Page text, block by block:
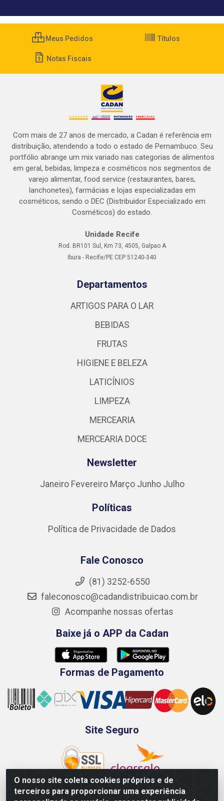
O nosso site coleta cookies próprios e de
terceiros para proporcionar uma experiência
Meus Pedidos Títulos
Notas Fiscais
Com mais de 27 anos de mercado, a Cadan é referência em
distribuição, atendendo a todo o estado de Pernambuco. Seu
portfólio abrange um mix variado nas categorias de alimentos
em geral, bebidas, limpeza e cosméticos nos segmentos de
varejo alimentar, food service (restaurantes, bares,
lanchonetes), farmácias e lojas especializadas em
cosméticos, sendo o DEC (Distribuidor Especializado em
Cosméticos) do estado.
Unidade Recife
Rod. BR101 Sul, Km 73, 4505, Galpao A
Ibura - Recife/PE CEP 51240-340
Departamentos
ARTIGOS PARA O LAR
BEBIDAS
FRUTAS
HIGIENE E BELEZA
LATICÍNIOS
LIMPEZA
MERCEARIA
MERCEARIA DOCE
Newsletter
Janeiro Fevereiro Março Junho Julho
Políticas
Política de Privacidade de Dados
Fale Conosco
(81) 3252-6550
faleconosco@cadandistribuicao.com.br
Acompanhe nossas ofertas
Baixe já o APP da Cadan
Formas de Pagamento
Site Seguro